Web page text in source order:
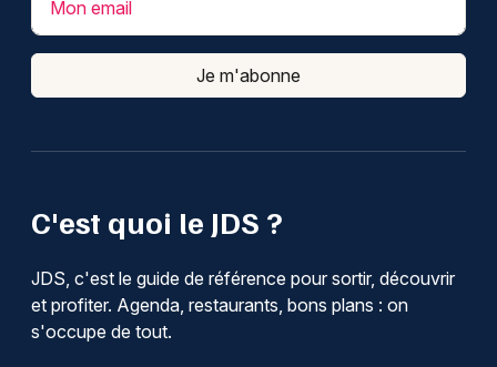
C'est quoi le JDS ?
JDS, c'est le guide de référence pour sortir, découvrir
et profiter. Agenda, restaurants, bons plans : on
s'occupe de tout.
Mon email
Je m'abonne